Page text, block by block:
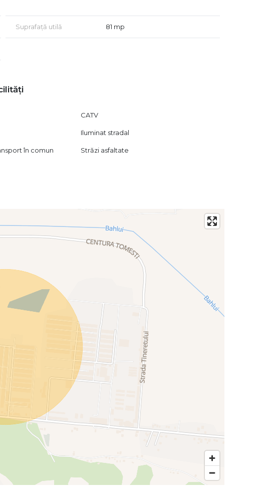
se bucure de curte proprie, liniște și confort modern!
Suprafață utilă 81 mp
CATV
Iluminat stradal
în comun Străzi asfaltate